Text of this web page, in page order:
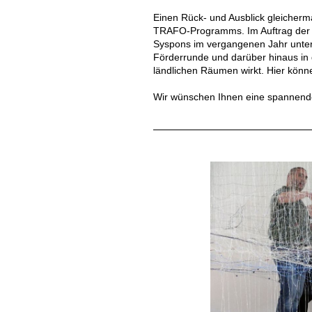
Einen Rück- und Ausblick
TRAFO-Programms. Im Auftrag
Syspons im vergangenen Jahr
Förderrunde und darüber hinaus
ländlichen Räumen wirkt. Hier
Wir wünschen Ihnen eine